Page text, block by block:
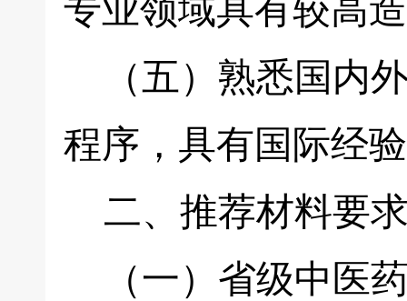
专业领域具有较高
（五）熟悉国内
程序，具有国际经
二、推荐材料要
（一）省级中医